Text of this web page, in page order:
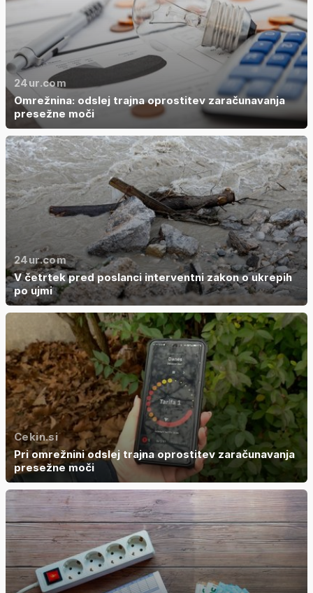
24ur.com
Omrežnina: odslej trajna oprostitev zaračunavanja
presežne moči
24ur.com
V četrtek pred poslanci interventni zakon o ukrepih
po ujmi
Cekin.si
Pri omrežnini odslej trajna oprostitev zaračunavanja
presežne moči